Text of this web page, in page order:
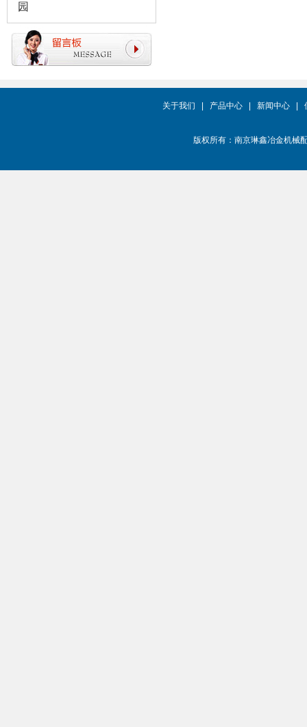
园
关于我们 产品中心| 新闻中心|
版权所有：南京琳鑫冶金机